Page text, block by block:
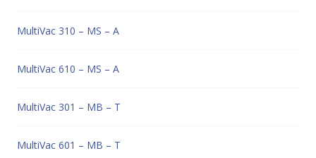
MultiVac 310 – MS – A
MultiVac 610 – MS – A
MultiVac 301 – MB – T
MultiVac 601 – MB – T